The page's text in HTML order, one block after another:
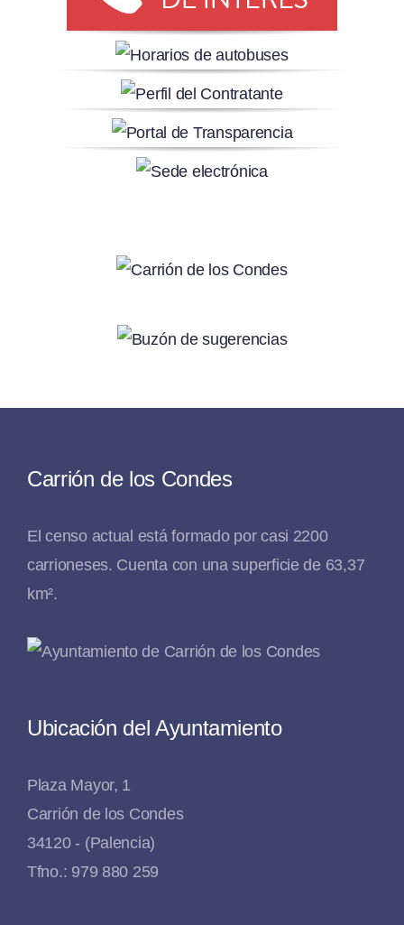
Carrión de los Condes
El censo actual está formado por casi 2200
carrioneses. Cuenta con una superficie de 63,37
km².
Ubicación del Ayuntamiento
Plaza Mayor, 1
Carrión de los Condes
34120 - (Palencia)
Tfno.: 979 880 259